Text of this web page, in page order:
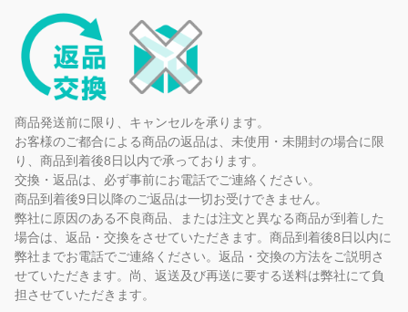
商品発送前に限り、キャンセルを承ります。
お客様のご都合による商品の返品は、未使用・未開封の場合に限
り、商品到着後8日以内で承っております。
交換・返品は、必ず事前にお電話でご連絡ください。
商品到着後9日以降のご返品は一切お受けできません。
弊社に原因のある不良商品、または注文と異なる商品が到着した
場合は、返品・交換をさせていただきます。商品到着後8日以内に
弊社までお電話でご連絡ください。返品・交換の方法をご説明さ
せていただきます。尚、返送及び再送に要する送料は弊社にて負
担させていただきます。